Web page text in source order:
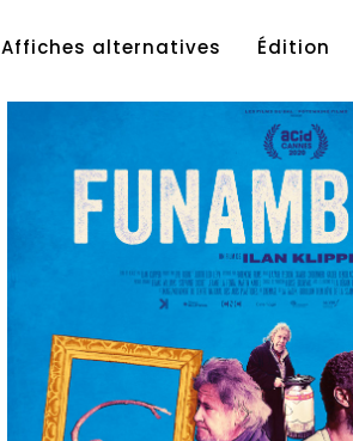
Affiches alternatives Édition